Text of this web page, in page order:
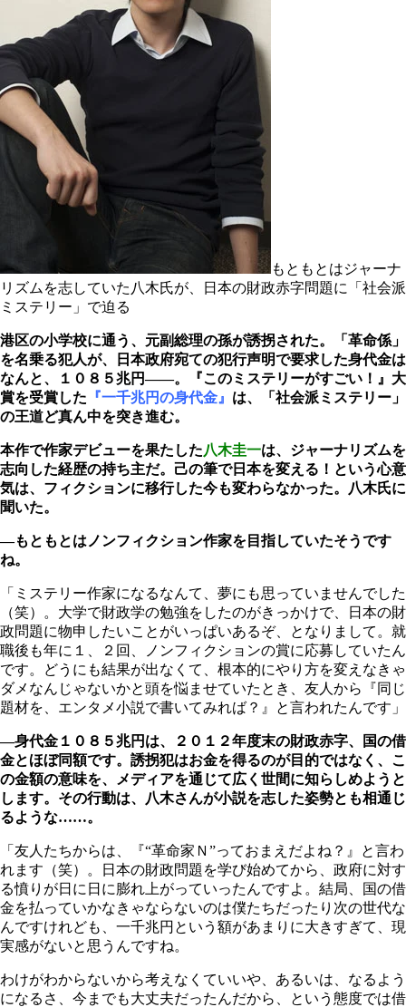
もともとはジャーナ
リズムを志していた八木氏が、日本の財政赤字問題に「社会派
ミステリー」で迫る
港区の小学校に通う、元副総理の孫が誘拐された。「革命係」
を名乗る犯人が、日本政府宛ての犯行声明で要求した身代金は
なんと、１０８５兆円――。『このミステリーがすごい！』大
賞を受賞した 『一千兆円の身代金』 は、「社会派ミステリー」
の王道ど真ん中を突き進む。
本作で作家デビューを果たした八木圭一は、ジャーナリズムを
志向した経歴の持ち主だ。己の筆で日本を変える！という心意
気は、フィクションに移行した今も変わらなかった。八木氏に
聞いた。
―もともとはノンフィクション作家を目指していたそうです
ね。
「ミステリー作家になるなんて、夢にも思っていませんでした
（笑）。大学で財政学の勉強をしたのがきっかけで、日本の財
政問題に物申したいことがいっぱいあるぞ、となりまして。就
職後も年に１、２回、ノンフィクションの賞に応募していたん
です。どうにも結果が出なくて、根本的にやり方を変えなきゃ
ダメなんじゃないかと頭を悩ませていたとき、友人から『同じ
題材を、エンタメ小説で書いてみれば？』と言われたんです」
―身代金１０８５兆円は、２０１２年度末の財政赤字、国の借
金とほぼ同額です。誘拐犯はお金を得るのが目的ではなく、こ
の金額の意味を、メディアを通じて広く世間に知らしめようと
します。その行動は、八木さんが小説を志した姿勢とも相通じ
るような……。
「友人たちからは、『“革命家Ｎ”っておまえだよね？』と言わ
れます（笑）。日本の財政問題を学び始めてから、政府に対す
る憤りが日に日に膨れ上がっていったんですよ。結局、国の借
金を払っていかなきゃならないのは僕たちだったり次の世代な
んですけれども、一千兆円という額があまりに大きすぎて、現
実感がないと思うんですね。
わけがわからないから考えなくていいや、あるいは、なるよう
になるさ、今までも大丈夫だったんだから、という態度では借